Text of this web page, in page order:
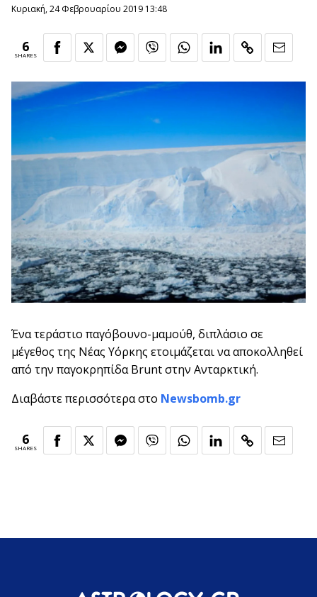
Κυριακή, 24 Φεβρουαρίου 2019 13:48
6
SHARES
Ένα τεράστιο παγόβουνο-μαμούθ, διπλάσιο σε
μέγεθος της Νέας Υόρκης ετοιμάζεται να αποκολληθεί
από την παγοκρηπίδα Brunt στην Ανταρκτική.
Διαβάστε περισσότερα στο Newsbomb.gr
6
SHARES